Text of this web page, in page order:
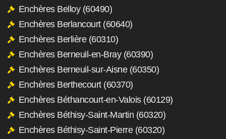
Enchères Belloy (60490)
Enchères Berlancourt (60640)
Enchères Berlière (60310)
Enchères Berneuil-en-Bray (60390)
Enchères Berneuil-sur-Aisne (60350)
Enchères Berthecourt (60370)
Enchères Béthancourt-en-Valois (60129)
Enchères Béthisy-Saint-Martin (60320)
Enchères Béthisy-Saint-Pierre (60320)